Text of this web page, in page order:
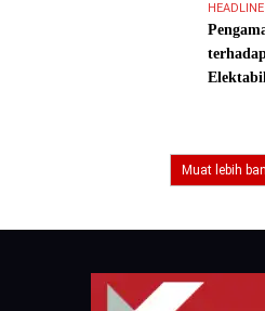
HEADLINE
Muat lebih